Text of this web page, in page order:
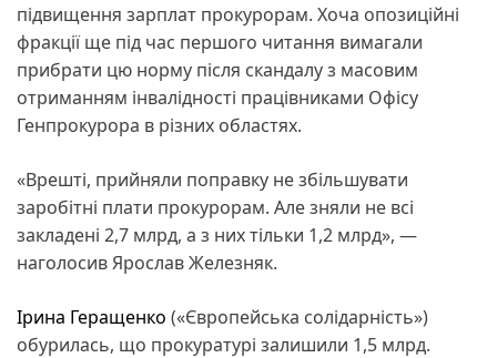
підвищення зарплат прокурорам. Хоча опозиційні
фракції ще під час першого читання вимагали
прибрати цю норму після скандалу з масовим
отриманням інвалідності працівниками Офісу
Генпрокурора в різних областях.
«Врешті, прийняли поправку не збільшувати
заробітні плати прокурорам. Але зняли не всі
закладені 2,7 млрд, а з них тільки 1,2 млрд», —
наголосив Ярослав Железняк.
Ірина Геращенко («Європейська солідарність»)
обурилась, що прокуратурі залишили 1,5 млрд.